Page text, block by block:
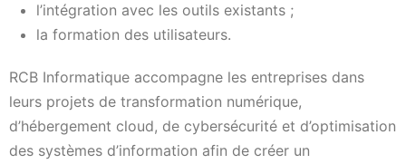
l’intégration avec les outils existants ;
la formation des utilisateurs.
RCB Informatique accompagne les entreprises dans
leurs projets de transformation numérique,
d’hébergement cloud, de cybersécurité et d’optimisation
des systèmes d’information afin de créer un